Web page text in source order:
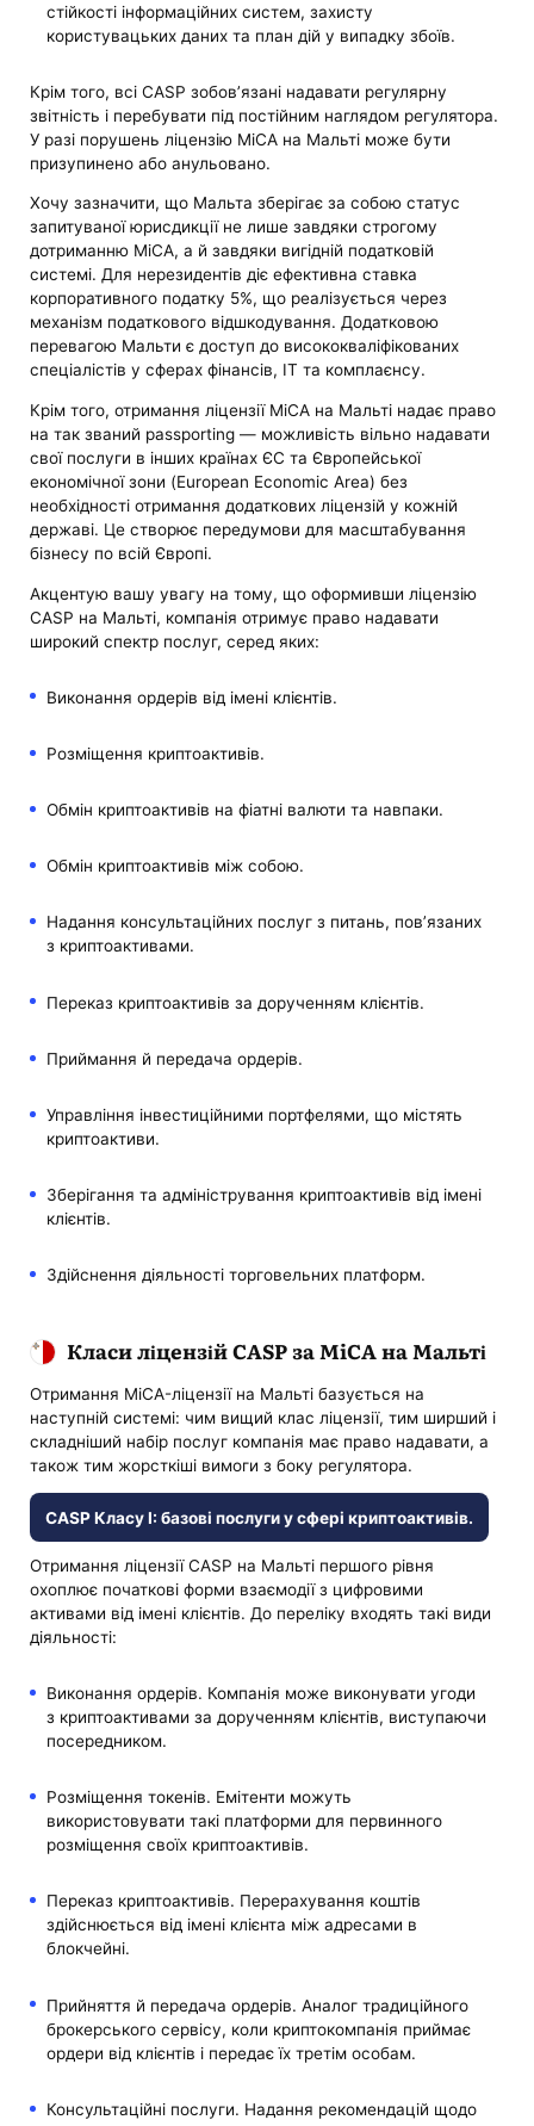
стійкості інформаційних систем, захисту
користувацьких даних та план дій у випадку збоїв.
Крім того, всі CASP зобов’язані надавати регулярну
звітність і перебувати під постійним наглядом регулятора.
У разі порушень ліцензію MiCA на Мальті може бути
призупинено або анульовано.
Хочу зазначити, що Мальта зберігає за собою статус
запитуваної юрисдикції не лише завдяки строгому
дотриманню MiCA, а й завдяки вигідній податковій
системі. Для нерезидентів діє ефективна ставка
корпоративного податку 5%, що реалізується через
механізм податкового відшкодування. Додатковою
перевагою Мальти є доступ до висококваліфікованих
спеціалістів у сферах фінансів, ІТ та комплаєнсу.
Крім того, отримання ліцензії MiCA на Мальті надає право
на так званий passporting — можливість вільно надавати
свої послуги в інших країнах ЄС та Європейської
економічної зони (European Economic Area) без
необхідності отримання додаткових ліцензій у кожній
державі. Це створює передумови для масштабування
бізнесу по всій Європі.
Акцентую вашу увагу на тому, що оформивши ліцензію
CASP на Мальті, компанія отримує право надавати
широкий спектр послуг, серед яких:
Виконання ордерів від імені клієнтів.
Розміщення криптоактивів.
Обмін криптоактивів на фіатні валюти та навпаки.
Обмін криптоактивів між собою.
Надання консультаційних послуг з питань, пов’язаних
з криптоактивами.
Переказ криптоактивів за дорученням клієнтів.
Приймання й передача ордерів.
Управління інвестиційними портфелями, що містять
криптоактиви.
Зберігання та адміністрування криптоактивів від імені
клієнтів.
Здійснення діяльності торговельних платформ.
Класи ліцензій CASP за MiCA на Мальті
Отримання MiCA-ліцензії на Мальті базується на
наступній системі: чим вищий клас ліцензії, тим ширший і
складніший набір послуг компанія має право надавати, а
також тим жорсткіші вимоги з боку регулятора.
CASP Класу I: базові послуги у сфері криптоактивів.
Отримання ліцензії CASP на Мальті першого рівня
охоплює початкові форми взаємодії з цифровими
активами від імені клієнтів. До переліку входять такі види
діяльності:
Виконання ордерів. Компанія може виконувати угоди
з криптоактивами за дорученням клієнтів, виступаючи
посередником.
Розміщення токенів. Емітенти можуть
використовувати такі платформи для первинного
розміщення своїх криптоактивів.
Переказ криптоактивів. Перерахування коштів
здійснюється від імені клієнта між адресами в
блокчейні.
Прийняття й передача ордерів. Аналог традиційного
брокерського сервісу, коли криптокомпанія приймає
ордери від клієнтів і передає їх третім особам.
Консультаційні послуги. Надання рекомендацій щодо